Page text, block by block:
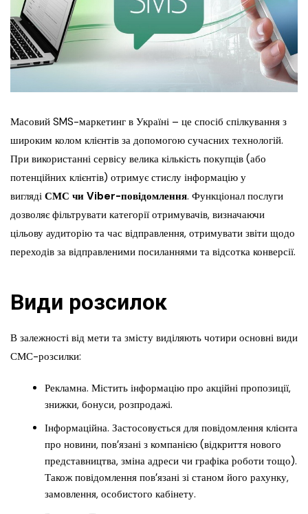
Масовий SMS-маркетинг в Україні – це спосіб спілкування з
широким колом клієнтів за допомогою сучасних технологій.
При використанні сервісу велика кількість покупців (або
потенційних клієнтів) отримує стислу інформацію у
вигляді СМС чи Viber-повідомлення. Функціонал послуги
дозволяє фільтрувати категорії отримувачів, визначаючи
цільову аудиторію та час відправлення, отримувати звіти щодо
переходів за відправленими посиланнями та відсотка конверсії.
Види розсилок
В залежності від мети та змісту виділяють чотири основні види
СМС-розсилки:
Рекламна. Містить інформацію про акційні пропозиції,
знижки, бонуси, розпродажі.
Інформаційна. Застосовується для повідомлення клієнта
про новини, пов’язані з компанією (відкриття нового
представництва, зміна адреси чи графіка роботи тощо).
Також повідомлення пов’язані зі станом його рахунку,
замовлення, особистого кабінету.